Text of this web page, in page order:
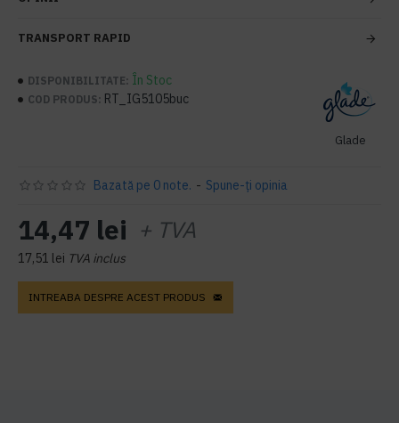
TRANSPORT RAPID
DISPONIBILITATE: În Stoc
COD PRODUS: RT_IG5105buc
Glade
Bazată pe 0 note. - Spune-ţi opinia
14,47 lei + TVA
17,51 lei TVA inclus
INTREABA DESPRE ACEST PRODUS